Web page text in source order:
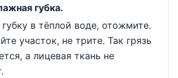
губка.
в тёплой воде, отожмите.
участок, не трите. Так грязь
а лицевая ткань не